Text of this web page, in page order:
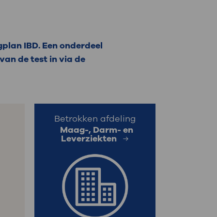
Inloggen MijnOLVG
IBD. Een onderdeel
de test in via de
Betrokken afdeling
Maag-, Darm- en
Leverziekten